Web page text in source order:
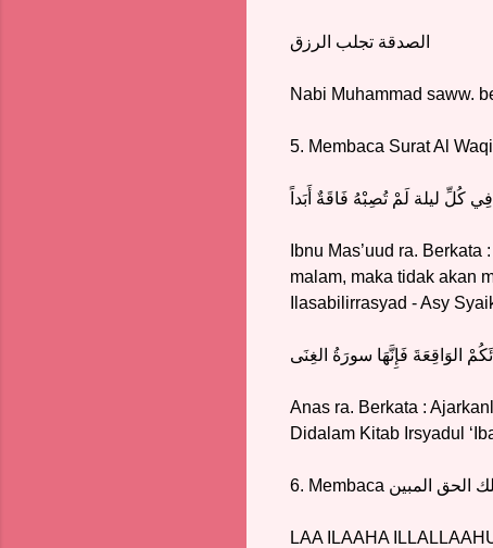
الصدقة تجلب الرزق
Nabi Muhammad saww.
5. Membaca Surat Al
كُلِّ ليلة لَمْ تُصِبْهُ فَاقَةٌ أَبَداً
Ibnu Mas’uud ra.
malam, maka tidak akan
Ilasabilirrasyad - Asy
الوَاقِعَةَ فَإِنَّهَا سورَةُ الغِنَى
Anas ra. Berkata :
Didalam Kitab Irsyadul
6. Membaca الحق المبين
LAA ILAAHA